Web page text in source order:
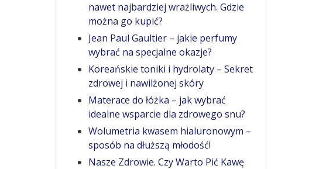
nawet najbardziej wrażliwych. Gdzie
można go kupić?
Jean Paul Gaultier – jakie perfumy
wybrać na specjalne okazje?
Koreańskie toniki i hydrolaty – Sekret
zdrowej i nawilżonej skóry
Materace do łóżka – jak wybrać
idealne wsparcie dla zdrowego snu?
Wolumetria kwasem hialuronowym –
sposób na dłuższą młodość!
Nasze Zdrowie. Czy Warto Pić Kawę